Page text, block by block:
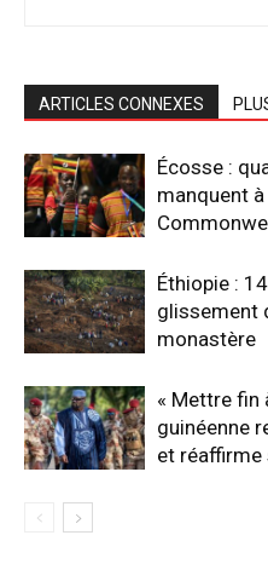
ARTICLES CONNEXES
Écosse :
manquent à
Éthiopie :
glissement
monastère
« Mettre fin
guinéenne
et réaffirme